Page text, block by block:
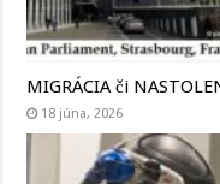
MIGRÁCIA či
18 júna, 2026